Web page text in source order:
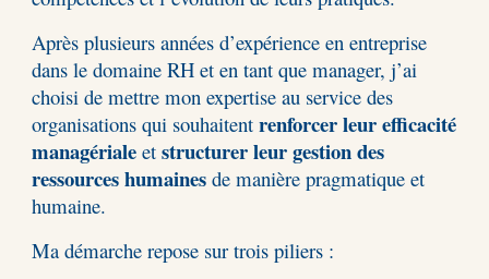
Après plusieurs années d’expérience en entreprise
dans le domaine RH et en tant que manager, j’ai
choisi de mettre mon expertise au service des
organisations qui souhaitentrenforcer leur efficacité
managériale etstructurer leur gestion des
ressources humaines de manière pragmatique et
humaine.
Ma démarche repose sur trois piliers :